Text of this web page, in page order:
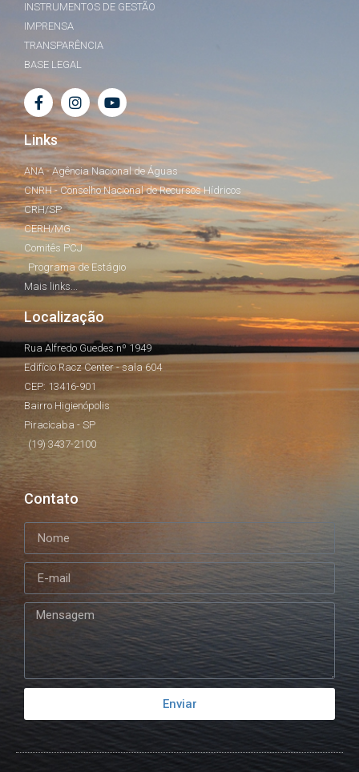
INSTRUMENTOS DE GESTÃO
IMPRENSA
TRANSPARÊNCIA
BASE LEGAL
Links
ANA - Agência Nacional de Águas
CNRH - Conselho Nacional de Recursos Hídricos
CRH/SP
CERH/MG
Comitês PCJ
Programa de Estágio
Mais links...
Localização
Rua Alfredo Guedes nº 1949
Edifício Racz Center - sala 604
CEP: 13416-901
Bairro Higienópolis
Piracicaba - SP
(19) 3437-2100
Contato
Enviar